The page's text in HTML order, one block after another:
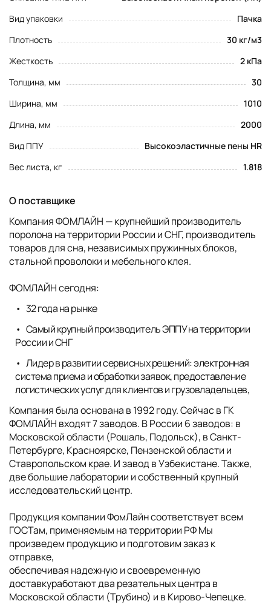
Вид упаковки
Пачка
Плотность
30 кг/м3
Жесткость
2 кПа
Толщина, мм
30
Ширина, мм
1010
Длина, мм
2000
Вид ППУ
Высокоэластичные пены HR
Вес листа, кг
1.818
О поставщике
Компания ФОМЛАЙН — крупнейший производитель
поролона на территории России и СНГ, производитель
товаров для сна, независимых пружинных блоков,
стальной проволоки и мебельного клея.
ФОМЛАЙН сегодня:
32 года на рынке
Самый крупный производитель ЭППУ на территории
России и СНГ
Лидер в развитии сервисных решений: электронная
система приема и обработки заявок, предоставление
логистических услуг для клиентов и грузовладельцев,
Компания была основана в 1992 году. Сейчас в ГК
ФОМЛАЙН входят 7 заводов. В России 6 заводов: в
Московской области (Рошаль, Подольск), в Санкт-
Петербурге, Красноярске, Пензенской области и
Ставропольском крае. И завод в Узбекистане. Также,
две большие лаборатории и собственный крупный
исследовательский центр.
Продукция компании ФомЛайн соответствует всем
ГОСТам, применяемым на территории РФ Мы
произведем продукцию и подготовим заказ к
отправке,
обеспечивая надежную и своевременную
доставкуработают два резательных центра в
Московской области (Трубино) и в Кирово-Чепецке.